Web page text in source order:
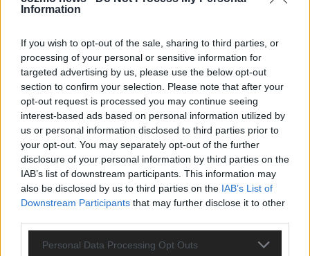
Information
If you wish to opt-out of the sale, sharing to third parties, or
processing of your personal or sensitive information for
targeted advertising by us, please use the below opt-out
section to confirm your selection. Please note that after your
opt-out request is processed you may continue seeing
interest-based ads based on personal information utilized by
us or personal information disclosed to third parties prior to
your opt-out. You may separately opt-out of the further
disclosure of your personal information by third parties on the
IAB’s list of downstream participants. This information may
also be disclosed by us to third parties on the IAB’s List of
Downstream Participants that may further disclose it to other
Personal Data Processing Opt Outs
ESC 2026 Finale: JJ mit Mozart-Eröffnung, Eurovision-
Allstars und Parov Stelar als Interval Acts
Mai 2026
ESC 2026 Grand Final: Startreihenfolge steht – alle 25 Acts
und wer wann auf die Bühne kommt
Mai 2026
Eurovision 2026: Der große Finale-Check – alle 25 Acts und
ihre Siegchancen